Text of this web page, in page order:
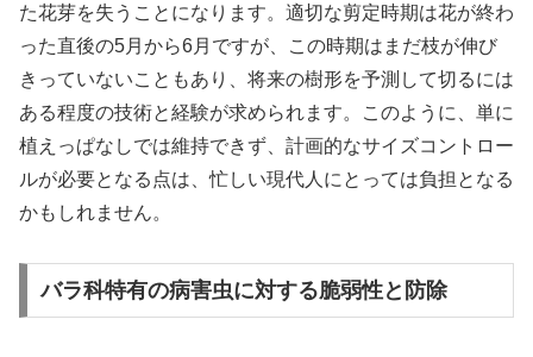
た花芽を失うことになります。適切な剪定時期は花が終わ
った直後の5月から6月ですが、この時期はまだ枝が伸び
きっていないこともあり、将来の樹形を予測して切るには
ある程度の技術と経験が求められます。このように、単に
植えっぱなしでは維持できず、計画的なサイズコントロー
ルが必要となる点は、忙しい現代人にとっては負担となる
かもしれません。
バラ科特有の病害虫に対する脆弱性と防除